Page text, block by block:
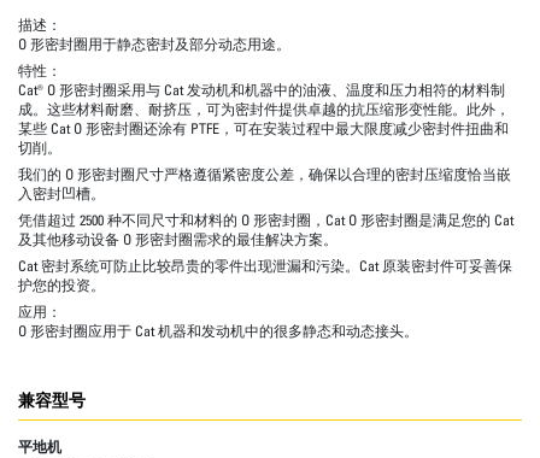
描述：
O 形密封圈用于静态密封及部分动态用途。
特性：
Cat® O 形密封圈采用与 Cat 发动机和机器中的油液、温度和压力相符的材料制
成。这些材料耐磨、耐挤压，可为密封件提供卓越的抗压缩形变性能。此外，
某些 Cat O 形密封圈还涂有 PTFE，可在安装过程中最大限度减少密封件扭曲和
切削。
我们的 O 形密封圈尺寸严格遵循紧密度公差，确保以合理的密封压缩度恰当嵌
入密封凹槽。
凭借超过 2500 种不同尺寸和材料的 O 形密封圈，Cat O 形密封圈是满足您的 Cat
及其他移动设备 O 形密封圈需求的最佳解决方案。
Cat 密封系统可防止比较昂贵的零件出现泄漏和污染。Cat 原装密封件可妥善保
护您的投资。
应用：
O 形密封圈应用于 Cat 机器和发动机中的很多静态和动态接头。
兼容型号
平地机